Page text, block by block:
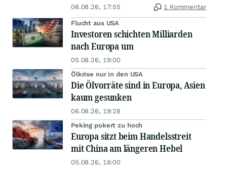
06.08.26, 17:55 1 Kommentar
Flucht aus USA
Investoren schichten Milliarden
nach Europa um
05.08.26, 19:00
Ölkrise nur in den USA
Die Ölvorräte sind in Europa, Asien
kaum gesunken
06.08.26, 19:28
Peking pokert zu hoch
Europa sitzt beim Handelsstreit
mit China am längeren Hebel
05.08.26, 18:00